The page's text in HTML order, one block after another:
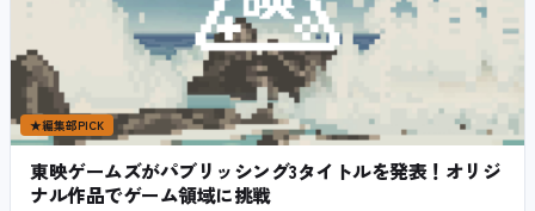
★編集部PICK
東映ゲームズがパブリッシング3タイトルを発表！オリジ
ナル作品でゲーム領域に挑戦